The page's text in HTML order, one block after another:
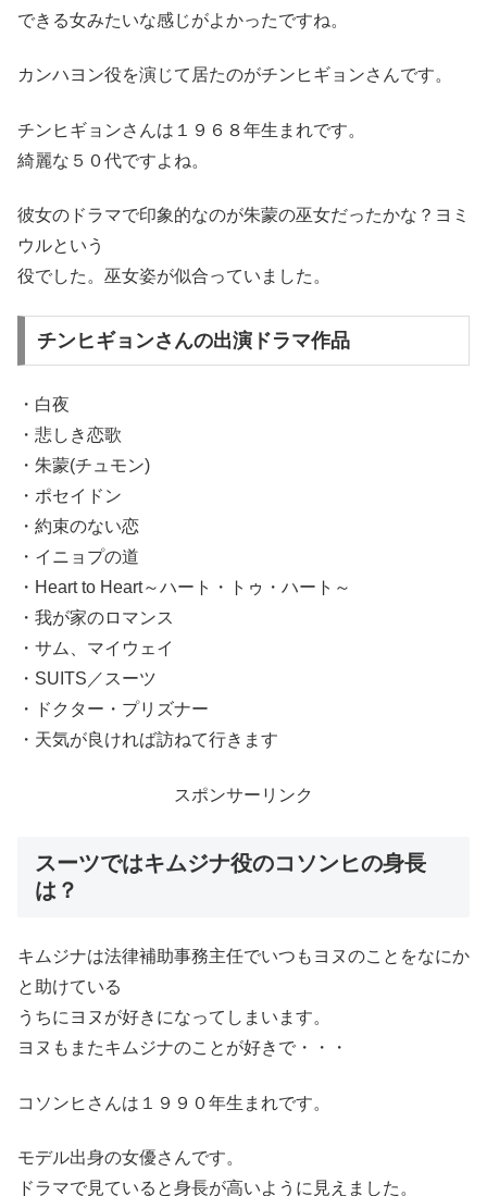
できる女みたいな感じがよかったですね。
カンハヨン役を演じて居たのがチンヒギョンさんです。
チンヒギョンさんは１９６８年生まれです。
綺麗な５０代ですよね。
彼女のドラマで印象的なのが朱蒙の巫女だったかな？ヨミ
ウルという
役でした。巫女姿が似合っていました。
チンヒギョンさんの出演ドラマ作品
・白夜
・悲しき恋歌
・朱蒙(チュモン)
・ポセイドン
・約束のない恋
・イニョプの道
・Heart to Heart～ハート・トゥ・ハート～
・我が家のロマンス
・サム、マイウェイ
・SUITS／スーツ
・ドクター・プリズナー
・天気が良ければ訪ねて行きます
スポンサーリンク
スーツではキムジナ役のコソンヒの身長
は？
キムジナは法律補助事務主任でいつもヨヌのことをなにか
と助けている
うちにヨヌが好きになってしまいます。
ヨヌもまたキムジナのことが好きで・・・
コソンヒさんは１９９０年生まれです。
モデル出身の女優さんです。
ドラマで見ていると身長が高いように見えました。